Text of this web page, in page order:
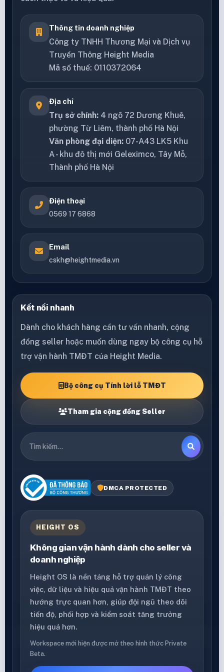
Thông tin doanh nghiệp
Công ty TNHH Thương Mại và Dịch vụ
Truyền Thông Height Media
Mã số thuế: 0110372064
Địa chỉ
Trụ sở chính: 4 ngõ 72 Dương Khuê,
phường Từ Liêm, thành phố Hà Nội
Văn phòng đại diện: 07-A43 LK5 Khu
A - khu đô thị mới Geleximco, Tây Mỗ,
Thành phố Hà Nội
Điện thoại
0569 17 6868
Email
cskh@heightmedia.vn
Kết nối nhanh
Dành cho khách hàng cần tư vấn nhanh, cộng
đồng seller hoặc muốn dùng ngay bộ công cụ hỗ
trợ vận hành TMĐT của Height Media.
Bộ công cụ Tính lời lỗ TMĐT
Tham gia cộng đồng Seller
DMCA PROTECTED
HEIGHT OS
Không gian vận hành dành cho seller và
doanh nghiệp
Height OS là nền tảng hỗ trợ quản lý công
việc, dữ liệu và hiệu quả vận hành TMĐT theo
hướng trực quan hơn, giúp đội ngũ theo dõi
tiến độ, phối hợp và kiểm soát tăng trưởng
hiệu quả hơn.
Workspace mới hiện được mở theo hình thức Private
Beta.